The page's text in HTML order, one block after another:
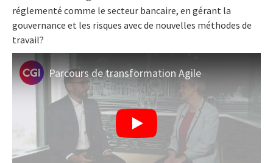
réglementé comme le secteur bancaire, en gérant la
gouvernance et les risques avec de nouvelles méthodes de
travail?
Parcours de transformation Agile